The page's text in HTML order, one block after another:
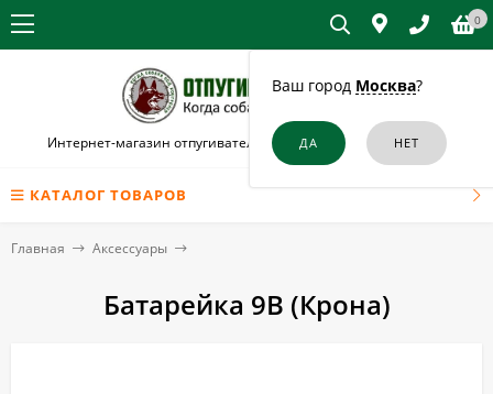
Ваш город Москва?
0
Интернет-магазин отпугивателей собак и кошек в Обнинске
КАТАЛОГ ТОВАРОВ
Главная Аксессуары
Батарейка 9В (Крона)